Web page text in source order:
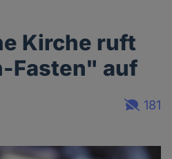
Kirche ruft
Fasten" auf
181